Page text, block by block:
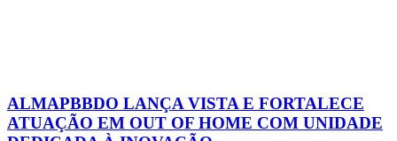
ALMAPBBDO LANÇA VISTA E FORTALECE
ATUAÇÃO EM OUT OF HOME COM UNIDADE